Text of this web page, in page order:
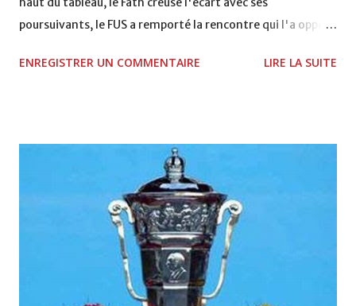
poursuivants, le FUS a remporté la rencontre qui l'a opposé
2, Badr Kachani a ouvert la marque à la 38e pour les
joueurs soussis, et ont réussi à mener au score à la dernière
minute du temps réglementaire grâce à un but de Mourad
Benchrifa. Son poursuivant direct le CRA de son coté a
chuté à domicile face à l'OCK sur le score de 0 - 2. La
bonne affaire de la semaine a été réalisée par le Moghreb
de Tetouan qui s'est hissé à la deuxième place après avoir
remporté trois précieux points sur la pelouse du complexe
ENREGISTRER UN COMMENTAIRE LIRE LA SUITE